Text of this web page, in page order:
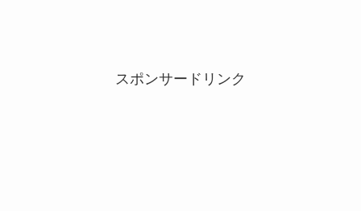
スポンサードリンク